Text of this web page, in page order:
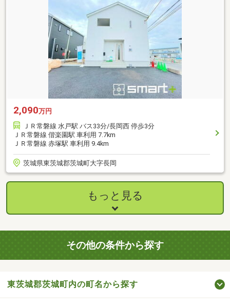
2,090万円
ＪＲ常磐線 水戸駅 バス33分/長岡西 停歩3分
ＪＲ常磐線 偕楽園駅 車利用 7.7km
ＪＲ常磐線 赤塚駅 車利用 9.4km
茨城県東茨城郡茨城町大字長岡
もっと見る
その他の条件から探す
東茨城郡茨城町内の町名から探す